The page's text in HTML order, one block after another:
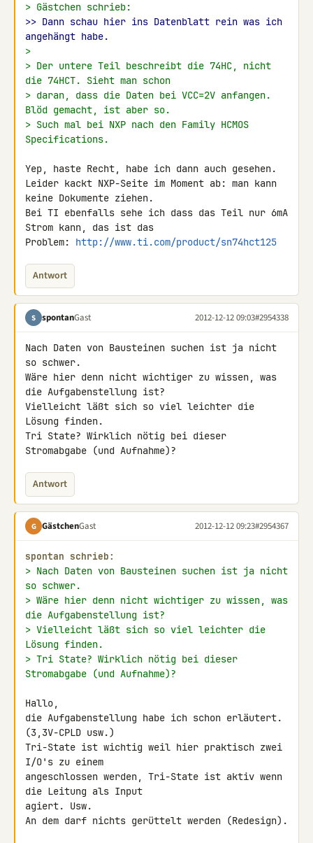
> Gästchen schrieb:
>> Dann schau hier ins Datenblatt rein was ich
angehängt habe.
>
> Der untere Teil beschreibt die 74HC, nicht
die 74HCT. Sieht man schon
> daran, dass die Daten bei VCC=2V anfangen.
Blöd gemacht, ist aber so.
> Such mal bei NXP nach den Family HCMOS
Specifications.
Yep, haste Recht, habe ich dann auch gesehen.
Leider kackt NXP-Seite im Moment ab: man kann
keine Dokumente ziehen.
Bei TI ebenfalls sehe ich dass das Teil nur 6mA
Strom kann, das ist das
Problem: http://www.ti.com/product/sn74hct125
Antwort
S spontanGast 2012-12-12 09:03#2954338
Nach Daten von Bausteinen suchen ist ja nicht
so schwer.
Wäre hier denn nicht wichtiger zu wissen, was
die Aufgabenstellung ist?
Vielleicht läßt sich so viel leichter die
Lösung finden.
Tri State? Wirklich nötig bei dieser
Stromabgabe (und Aufnahme)?
Antwort
G GästchenGast 2012-12-12 09:23#2954367
spontan schrieb:
> Nach Daten von Bausteinen suchen ist ja nicht
so schwer.
> Wäre hier denn nicht wichtiger zu wissen, was
die Aufgabenstellung ist?
> Vielleicht läßt sich so viel leichter die
Lösung finden.
> Tri State? Wirklich nötig bei dieser
Stromabgabe (und Aufnahme)?
Hallo,
die Aufgabenstellung habe ich schon erläutert.
(3,3V-CPLD usw.)
Tri-State ist wichtig weil hier praktisch zwei
I/O's zu einem
angeschlossen werden, Tri-State ist aktiv wenn
die Leitung als Input
agiert. Usw.
An dem darf nichts gerüttelt werden (Redesign).